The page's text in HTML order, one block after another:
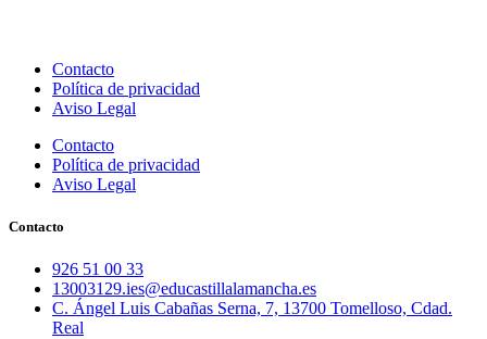
Contacto
Política de privacidad
Aviso Legal
Contacto
Política de privacidad
Aviso Legal
Contacto
926 51 00 33
13003129.ies@educastillalamancha.es
C. Ángel Luis Cabañas Serna, 7, 13700 Tomelloso, Cdad.
Real